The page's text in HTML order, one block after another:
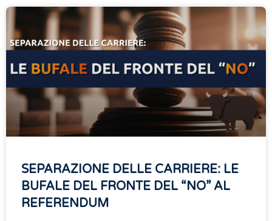
SEPARAZIONE DELLE CARRIERE: LE
BUFALE DEL FRONTE DEL “NO” AL
REFERENDUM